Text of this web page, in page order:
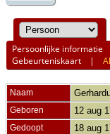
Persoonlijke informatie
Gebeurteniskaart |
Naam
Geboren 12 aug
Gedoopt 18 aug